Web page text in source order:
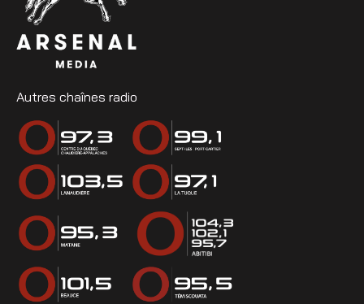
Autres chaînes radio